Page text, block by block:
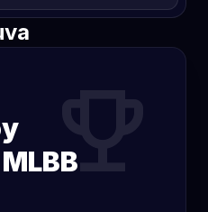
trophy